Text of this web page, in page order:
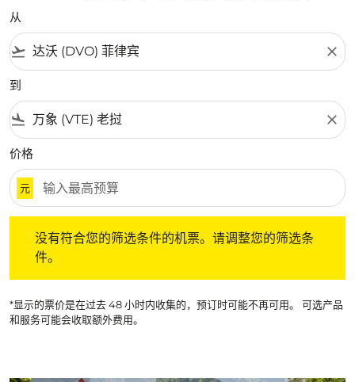
从
flight_takeoff close
到
flight_land close
价格
元
没有符合您的筛选条件的机票。请调整您的筛选条
件。
*显示的票价是在过去 48 小时内收集的，预订时可能不再可用。 可选产品
和服务可能会收取额外费用。